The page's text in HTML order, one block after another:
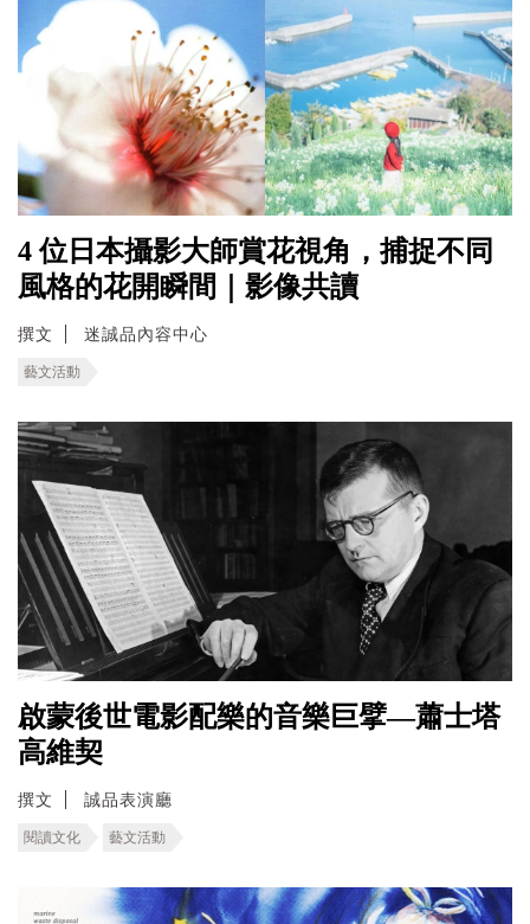
4 位日本攝影大師賞花視角，捕捉不同
風格的花開瞬間｜影像共讀
撰文 迷誠品內容中心
藝文活動
啟蒙後世電影配樂的音樂巨擘—蕭士塔
高維契
撰文 誠品表演廳
閱讀文化 藝文活動